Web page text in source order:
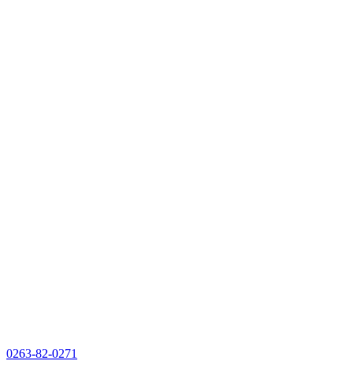
0263-82-0271